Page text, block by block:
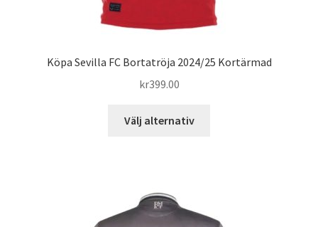
Köpa Sevilla FC Bortatröja 2024/25 Kortärmad
kr399.00
Välj alternativ
De